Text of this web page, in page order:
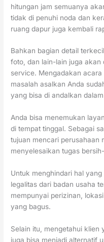
hitungan jam semuanya
tidak di penuhi noda dan
ruang dapur juga kembali
Bahkan bagian detail
foto, dan lain-lain juga akan
service. Mengadakan
masalah asalkan Anda
yang bisa di andalkan
Anda bisa menemukan
di tempat tinggal. Sebagai
tujuan mencari perusahaan
menyelesaikan tugas
Untuk menghindari hal
legalitas dari badan usaha
mempunyai perizinan,
yang bagus.
Selain itu, mengetahui klien
juga bisa menjadi alternatif